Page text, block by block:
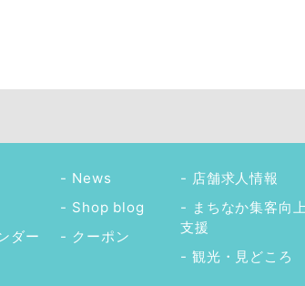
ダー
News
Shop blog
クーポン
店舗求人情報
まちなか集客向上
支援
観光・見どころ